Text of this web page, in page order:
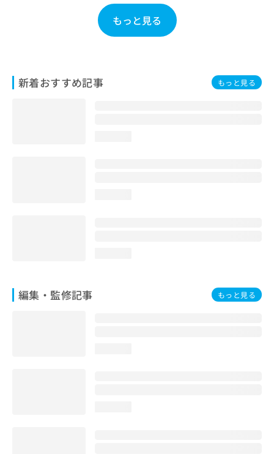
もっと見る
新着おすすめ記事 もっと見る
編集・監修記事 もっと見る
は